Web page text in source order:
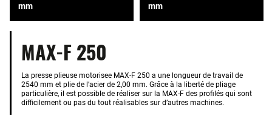
mm
mm
MAX-F 250
La presse plieuse motorisee MAX-F 250 a une longueur de travail de
2540 mm et plie de l’acier de 2,00 mm. Grâce à la liberté de pliage
particulière, il est possible de réaliser sur la MAX-F des profilés qui sont
difficilement ou pas du tout réalisables sur d’autres machines.